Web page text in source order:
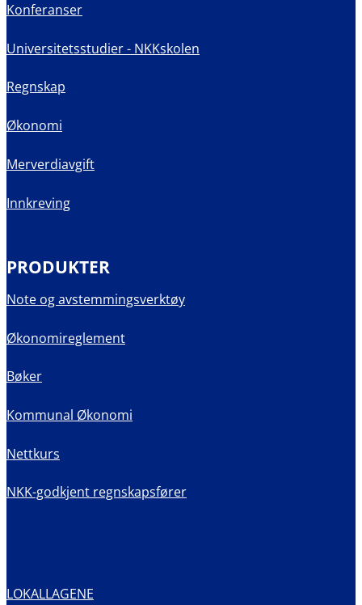
Konferanser
Universitetsstudier - NKKskolen
Regnskap
Økonomi
Merverdiavgift
Innkreving
PRODUKTER
Note og avstemmingsverktøy
Økonomireglement
Bøker
Kommunal Økonomi
Nettkurs
NKK-godkjent regnskapsfører
LOKALLAGENE